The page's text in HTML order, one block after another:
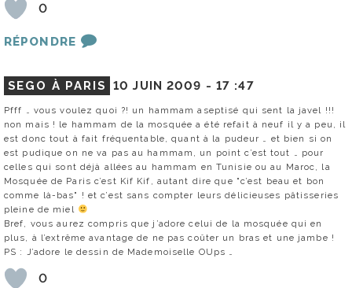
0
RÉPONDRE
SEGO À PARIS 10 JUIN 2009 - 17 :47
Pfff … vous voulez quoi ?! un hammam aseptisé qui sent la javel !!!
non mais ! le hammam de la mosquée a été refait à neuf il y a peu, il
est donc tout à fait fréquentable, quant à la pudeur … et bien si on
est pudique on ne va pas au hammam, un point c’est tout … pour
celles qui sont déjà allées au hammam en Tunisie ou au Maroc, la
Mosquée de Paris c’est Kif Kif, autant dire que "c’est beau et bon
comme là-bas" ! et c’est sans compter leurs délicieuses pâtisseries
pleine de miel
Bref, vous aurez compris que j’adore celui de la mosquée qui en
plus, à l’extrême avantage de ne pas coûter un bras et une jambe !
PS : J’adore le dessin de Mademoiselle OUps …
0